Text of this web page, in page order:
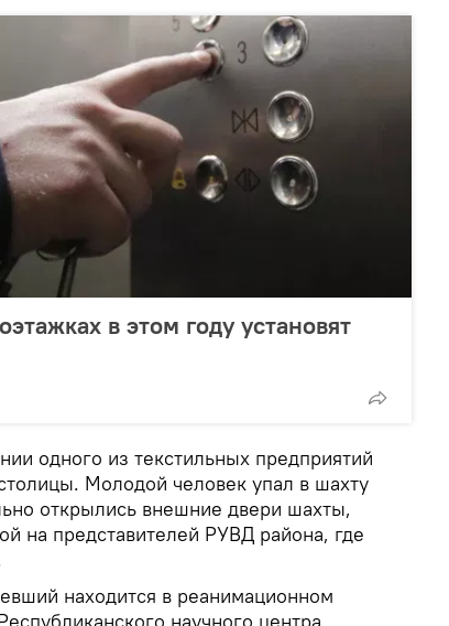
в этом году установят
одного из текстильных предприятий
Молодой человек упал в шахту
открылись внешние двери шахты,
на представителей РУВД района, где
находится в реанимационном